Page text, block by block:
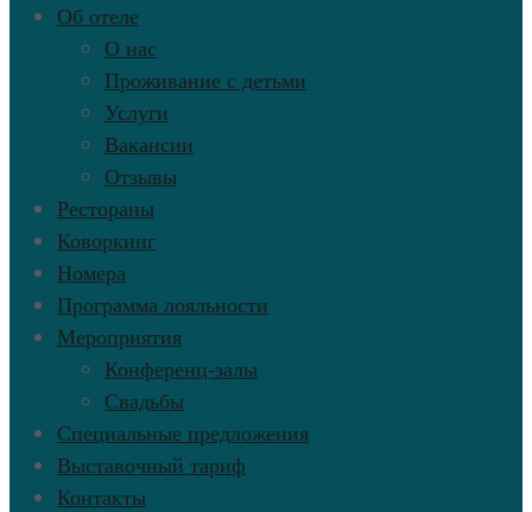
Об отеле
О нас
Проживание с детьми
Услуги
Вакансии
Отзывы
Рестораны
Коворкинг
Номера
Программа лояльности
Мероприятия
Конференц-залы
Свадьбы
Специальные предложения
Выставочный тариф
Контакты